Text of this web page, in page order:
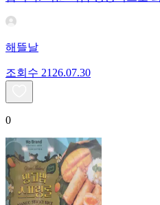
해뜰날
조회수 21 26.07.30
0